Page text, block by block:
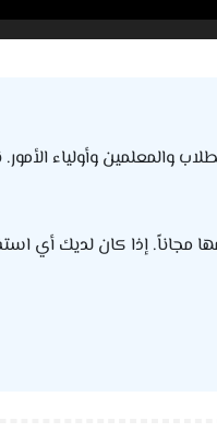
وأولياء الأمور.
مجاناً. إذا كان لديك أي